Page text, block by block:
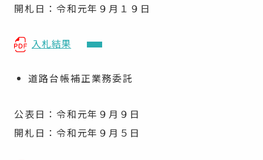
開札日：令和元年９月１９日
入札結果
道路台帳補正業務委託
公表日：令和元年９月９日
開札日：令和元年９月５日